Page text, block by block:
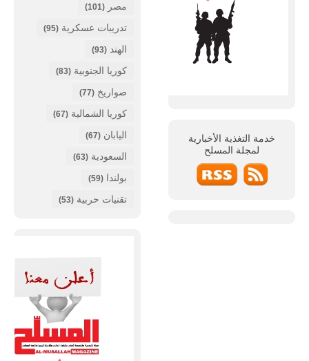
خدمة التغذية الأخبارية
لمجلة المسلح
مصر (101)
تدريبات عسكرية (95)
الهند (93)
كوريا الجنوبية (83)
صواريخ (77)
كوريا الشمالية (67)
اليابان (67)
السعودية (63)
بولندا (59)
تقنيات حربية (53)